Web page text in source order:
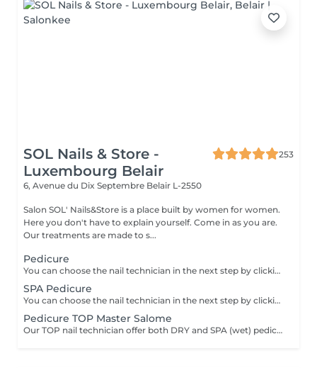
SOL Nails & Store -
Luxembourg Belair
253
6, Avenue du Dix Septembre Belair L-2550
Salon SOL' Nails&Store is a place built by women for women.
Here you don't have to explain yourself. Come in as you are.
Our treatments are made to s...
Pedicure
You can choose the nail technician in the next step by clicking "Select employee". PEDICURE includes: Nail shaping Cuticle care Rough skin and side ridges removal Heels cleaning Buffing If you choose "with SEMI-PERMANENT polish" The semi-permanent polish application is added. If you choose "toes with polish" (no full foot treatment) The semi-permanent or regular polish application is added. NO full feet treatment - without heels cleaning and polish. If you choose "Removal" includes old gel removal only and NO toes and foot treatment.
SPA Pedicure
You can choose the nail technician in the next step by clicking "Select employee". SPA PEDICURE includes: Warm water soak Nail shaping Cuticle care Rough skin and side ridges removal Heels cleaning Buffing If you choose "with SEMI-PERMANENT polish": Semi-permanent polish application is added. If you choose "toes with polish" (no full foot treatment): Semi-permanent or regular polish application is added. No full feet treatment without heels cleaning and polish on skin. If you choose "Removal": Includes old gel removal only no toes or foot treatment.
Pedicure TOP Master Salome
Our TOP nail technician offer both DRY and SPA (wet) pedicure. So you can choose the format that suits you best.